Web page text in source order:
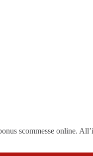
scommesse online.